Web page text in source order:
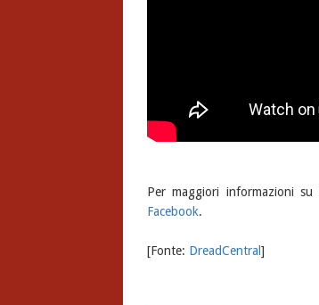
Per maggiori informazioni su
Facebook.
[Fonte: DreadCentral ]